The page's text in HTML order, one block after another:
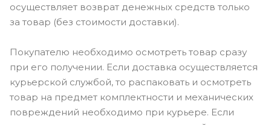
осуществляет возврат денежных средств только
за товар (без стоимости доставки).
Покупателю необходимо осмотреть товар сразу
при его получении. Если доставка осуществляется
курьерской службой, то распаковать и осмотреть
товар на предмет комплектности и механических
повреждений необходимо при курьере. Если